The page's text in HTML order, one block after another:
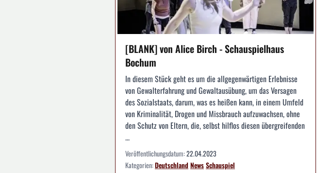
[BLANK] von Alice Birch - Schauspielhaus
Bochum
In diesem Stück geht es um die allgegenwärtigen Erlebnisse
von Gewalterfahrung und Gewaltausübung, um das Versagen
des Sozialstaats, darum, was es heißen kann, in einem Umfeld
von Kriminalität, Drogen und Missbrauch aufzuwachsen, ohne
den Schutz von Eltern, die, selbst hilflos diesen übergreifenden
...
Veröffentlichungsdatum:22.04.2023
Kategorien:DeutschlandNewsSchauspiel